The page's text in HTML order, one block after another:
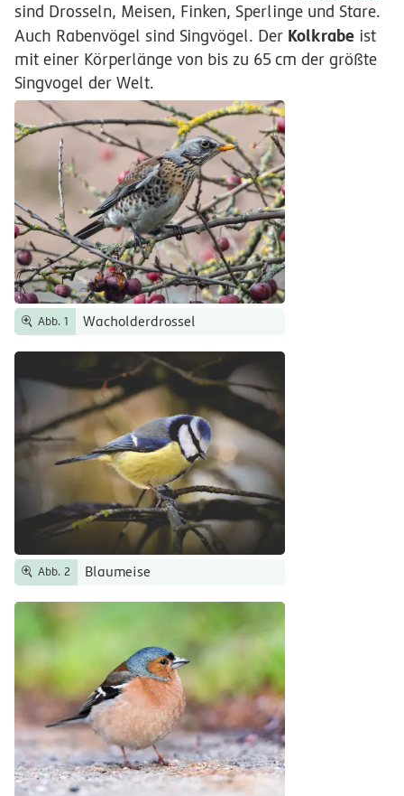
sind Drosseln, Meisen, Finken, Sperlinge und Stare.
Auch Rabenvögel sind Singvögel. Der Kolkrabe ist
mit einer Körperlänge von bis zu 65 cm der größte
Singvogel der Welt.
Abb. 1 Wacholderdrossel
Abb. 2 Blaumeise